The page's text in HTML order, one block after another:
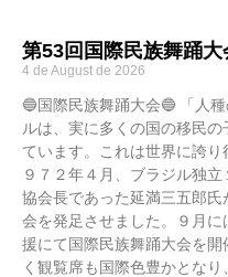
第53回国際民族舞踊大
4 de August de 2026
🔵国際民族舞踊大会🔵 「人
ルは、実に多くの国の移民
ています。これは世界に誇り
９７２年４月、ブラジル独
協会長であった延満三五郎
会を発足させました。９月
援にて国際民族舞踊大会を
く観覧席も国際色豊かとなり